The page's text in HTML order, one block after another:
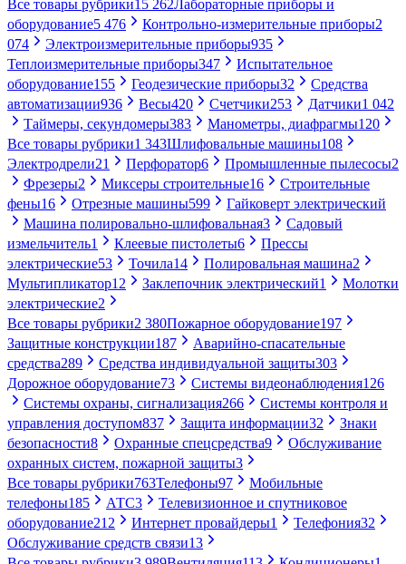
Все товары рубрики15 262Лабораторные приборы и
оборудование5 476 Контрольно-измерительные приборы2
074
Электроизмерительные приборы935
Теплоизмерительные приборы347
Испытательное
оборудование155 Геодезические приборы32
Средства
автоматизации936 Весы420 Счетчики253 Датчики1 042
Таймеры, секундомеры383 Манометры, диафрагмы120
Все товары рубрики1 343Шлифовальные машины108
Электродрели21 Перфоратор6 Промышленные пылесосы2
Фрезеры2 Миксеры строительные16
Строительные
фены16 Отрезные машины599
Гайковерт электрический
Машина полировально-шлифовальная3
Садовый
измельчитель1 Клеевые пистолеты6
Прессы
электрические53 Точила14 Полировальная машина2
Мультипликатор12 Заклепочник электрический1
Молотки
электрические2
Все товары рубрики2 380Пожарное оборудование197
Защитные конструкции187
Аварийно-спасательные
средства289 Средства индивидуальной защиты303
Дорожное оборудование73 Системы видеонаблюдения126
Системы охраны, сигнализация266
Системы контроля и
управления доступом837 Защита информации32
Знаки
безопасности8 Охранные спецсредства9
Обслуживание
охранных систем, пожарной защиты3
Все товары рубрики763Телефоны97
Мобильные
телефоны185 АТС3
Телевизионное и спутниковое
оборудование212 Интернет провайдеры1 Телефония32
Обслуживание средств связи13